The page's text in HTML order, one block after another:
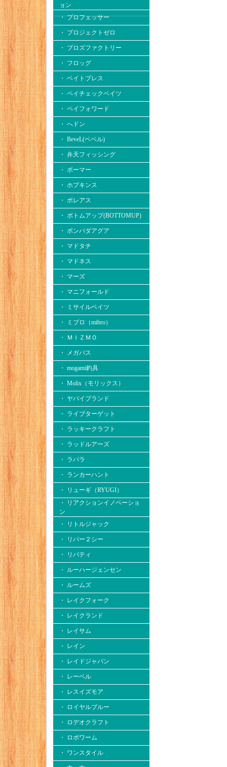
ョン
・ プロフェッサー
・ プロジェクトゼロ
・ プロズファクトリー
・ フロッグ
・ ベイトブレス
・ ペイチェックベイツ
・ ペイフォワード
・ へドン
・ BeveL(ベベル)
・ 弁天フィッシング
・ ボーマー
・ ホプキンス
・ ボレアス
・ ボトムアップ(BOTTOMUP)
・ ボンバダアグア
・ マドタチ
・ マドネス
・ マーズ
・ マニフォールド
・ ミサイルベイツ
・ ミブロ（mibro）
・ ＭＩＺＭＯ
・ メガバス
・ mogami釣具
・ Molix（モリックス）
・ ヤバイブランド
・ ライブターゲット
・ ラッキークラフト
・ ラッドルアーズ
・ ラパラ
・ ランカーハント
・ リューギ（RYUGI）
・ リアクションイノベーショ
ン
・ リトルジャック
・ リバー２シー
・ リバティ
・ ルーハージェンセン
・ ルームズ
・ レイクフォーク
・ レイクランド
・ レイサム
・ レイン
・ レイドジャパン
・ レーベル
・ レスイズモア
・ ロイヤルブルー
・ ロデオクラフト
・ ロボワーム
・ ワンスタイル